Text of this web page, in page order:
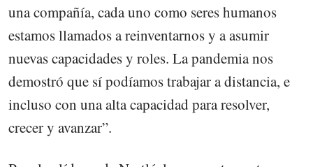
una compañía, cada uno como seres humanos
estamos llamados a reinventarnos y a asumir
nuevas capacidades y roles. La pandemia nos
demostró que sí podíamos trabajar a distancia, e
incluso con una alta capacidad para resolver,
crecer y avanzar”.